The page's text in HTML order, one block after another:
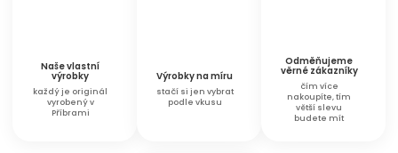
Naše vlastní
výrobky
každý je originál
vyrobený v
Příbrami
Výrobky na míru
stačí si jen vybrat
podle vkusu
Odměňujeme
věrné zákazníky
čím více
nakoupíte, tím
větší slevu
budete mít